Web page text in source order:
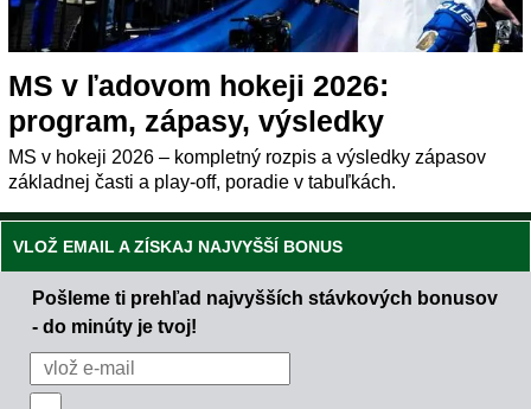
MS v ľadovom hokeji 2026:
program, zápasy, výsledky
MS v hokeji 2026 – kompletný rozpis a výsledky zápasov
základnej časti a play-off, poradie v tabuľkách.
VLOŽ EMAIL A ZÍSKAJ NAJVYŠŠÍ BONUS
Pošleme ti prehľad najvyšších stávkových bonusov
- do minúty je tvoj!